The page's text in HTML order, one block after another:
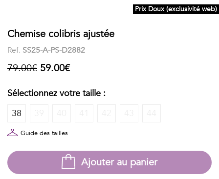
IMPRIMÉES
Faune
Flore
Géométriques
Talents
&
Métiers
Prix Doux (exclusivité web)
Chemise colibris ajustée
Ref. SS25-A-PS-D2882
79.00€ 59.00€
Sélectionnez votre taille :
38
Guide des tailles
Ajouter au panier